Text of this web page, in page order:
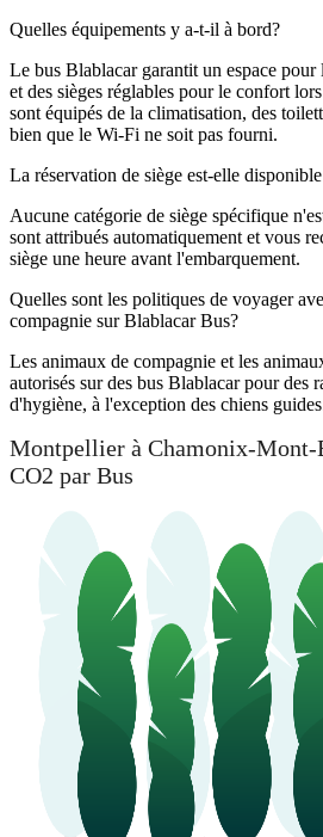
Quelles équipements y a-t-il à bord?
Le bus Blablacar garantit un espace pour
et des sièges réglables pour le confort
sont équipés de la climatisation, des
bien que le Wi-Fi ne soit pas fourni.
La réservation de siège est-elle
Aucune catégorie de siège spécifique
sont attribués automatiquement et vous
siège une heure avant l'embarquement.
Quelles sont les politiques de voyager
compagnie sur Blablacar Bus?
Les animaux de compagnie et les
autorisés sur des bus Blablacar pour des
d'hygiène, à l'exception des chiens
Montpellier à Chamonix-Mont-
CO2 par Bus